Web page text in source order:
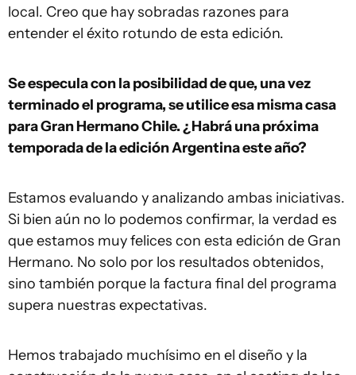
local. Creo que hay sobradas razones para
entender el éxito rotundo de esta edición.
Se especula con la posibilidad de que, una vez
terminado el programa, se utilice esa misma casa
para Gran Hermano Chile. ¿Habrá una próxima
temporada de la edición Argentina este año?
Estamos evaluando y analizando ambas iniciativas.
Si bien aún no lo podemos confirmar, la verdad es
que estamos muy felices con esta edición de Gran
Hermano. No solo por los resultados obtenidos,
sino también porque la factura final del programa
supera nuestras expectativas.
Hemos trabajado muchísimo en el diseño y la